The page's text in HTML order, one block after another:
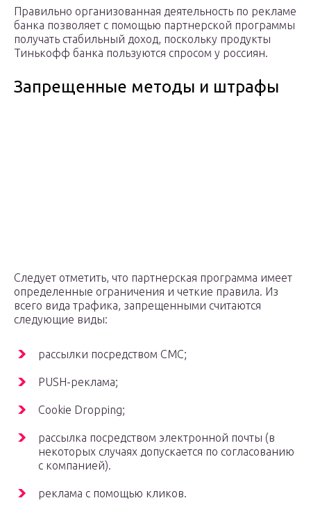
Правильно организованная деятельность по рекламе
банка позволяет с помощью партнерской программы
получать стабильный доход, поскольку продукты
Тинькофф банка пользуются спросом у россиян.
Запрещенные методы и штрафы
Следует отметить, что партнерская программа имеет
определенные ограничения и четкие правила. Из
всего вида трафика, запрещенными считаются
следующие виды:
рассылки посредством СМС;
PUSH-реклама;
Cookie Dropping;
рассылка посредством электронной почты (в
некоторых случаях допускается по согласованию
с компанией).
реклама с помощью кликов.